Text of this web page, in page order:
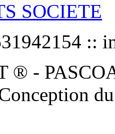
SOCIETE
::
® -